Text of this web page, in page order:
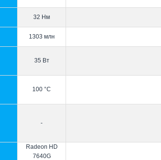
32 Нм
1303 млн
35 Вт
100 °C
-
Radeon HD
7640G